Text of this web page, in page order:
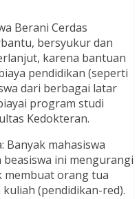
Berani Cerdas
bersyukur dan
karena bantuan
pendidikan (seperti
dari berbagai latar
program studi
Kedokteran.
Banyak mahasiswa
ini mengurangi
membuat orang tua
(pendidikan-red).